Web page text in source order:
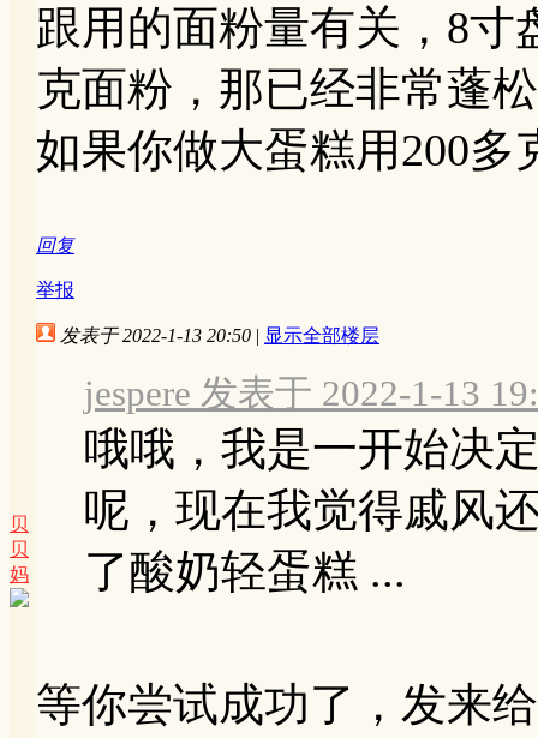
跟用的面粉量有关， 8寸
克面粉，那已经非常蓬
如果你做大蛋糕用200多
回复
举报
贝
贝
妈
发表于 2022-1-13 20:50 | 显示全部楼层
jespere 发表于 2022-1-13
哦哦，我是一开始决
呢，现在我觉得戚风
了酸奶轻蛋糕 ...
等你尝试成功了，发来